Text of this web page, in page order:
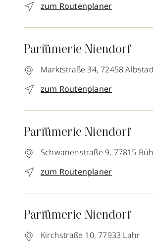
zum Routenplaner
Parfümerie Niendorf
Marktstraße 34, 72458
zum Routenplaner
Parfümerie Niendorf
Schwanenstraße 9, 77815
zum Routenplaner
Parfümerie Niendorf
Kirchstraße 10, 77933 Lahr